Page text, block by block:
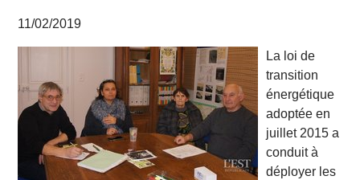
11/02/2019
La loi de
transition
énergétique
adoptée en
juillet 2015 a
conduit à
déployer les